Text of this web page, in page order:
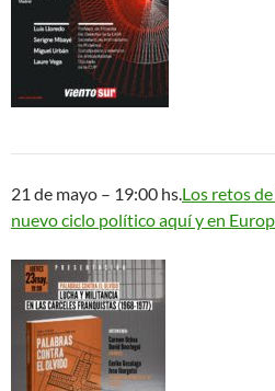
21 de mayo – 19:00 hs. Los retos
nuevo ciclo político aquí y en